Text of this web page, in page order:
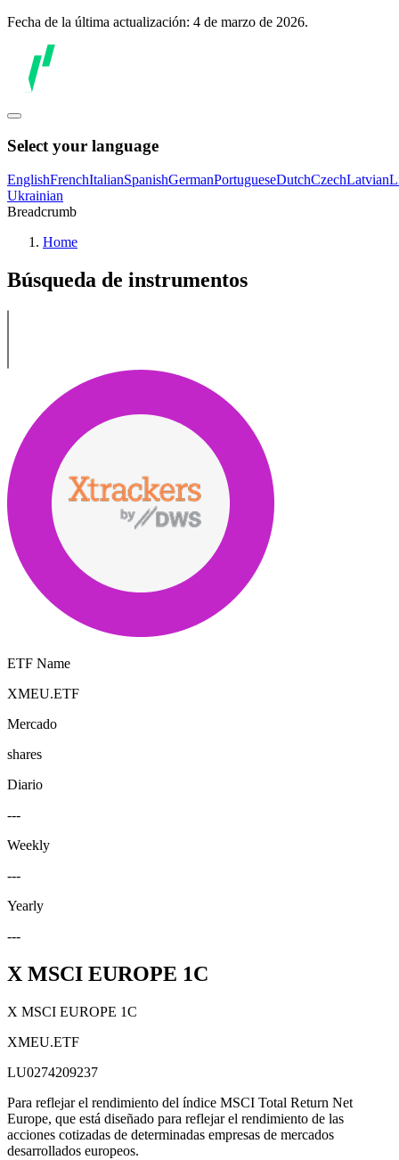
Fecha de la última actualización: 4 de marzo de 2026.
Select your language
EnglishFrenchItalianSpanishGermanPortugueseDutchCzechLatvian
Ukrainian
Breadcrumb
Home
Búsqueda de instrumentos
ETF Name
XMEU.ETF
Mercado
shares
Diario
---
Weekly
---
Yearly
---
X MSCI EUROPE 1C
X MSCI EUROPE 1C
XMEU.ETF
LU0274209237
Para reflejar el rendimiento del índice MSCI Total Return Net
Europe, que está diseñado para reflejar el rendimiento de las
acciones cotizadas de determinadas empresas de mercados
desarrollados europeos.